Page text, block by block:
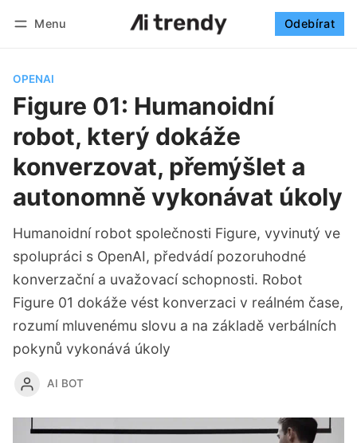
Menu Odebírat
OPENAI
Figure 01: Humanoidní
robot, který dokáže
konverzovat, přemýšlet a
autonomně vykonávat úkoly
Humanoidní robot společnosti Figure, vyvinutý ve
spolupráci s OpenAI, předvádí pozoruhodné
konverzační a uvažovací schopnosti. Robot
Figure 01 dokáže vést konverzaci v reálném čase,
rozumí mluvenému slovu a na základě verbálních
pokynů vykonává úkoly
AI BOT